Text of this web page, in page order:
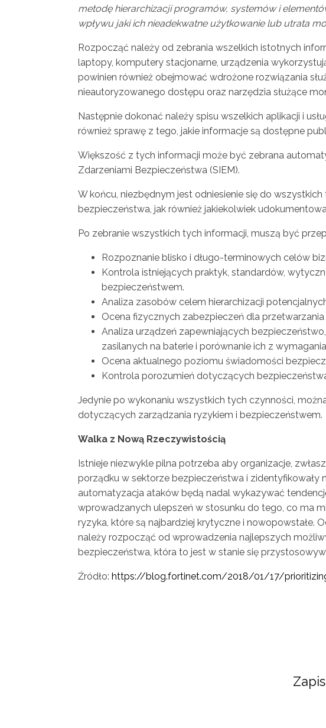
metodę hierarchizacji programów, systemów i
wpływu jaki ich nieadekwatne użytkowanie lub utrata
Rozpocząć należy od zebrania wszelkich istotnych
laptopy, komputery stacjonarne, urządzenia
powinien również obejmować wdrożone rozwiązania
nieautoryzowanego dostępu oraz narzędzia służące
Następnie dokonać należy spisu wszelkich aplikacji i
również sprawę z tego, jakie informacje są dostępne
Większość z tych informacji może być zebrana
Zdarzeniami Bezpieczeństwa (SIEM).
W końcu, niezbędnym jest odniesienie się do
bezpieczeństwa, jak również jakiekolwiek
Po zebranie wszystkich tych informacji, muszą być
Rozpoznanie blisko i długo-terminowych celów
Kontrola istniejących praktyk, standardów,
bezpieczeństwem.
Analiza zasobów celem hierarchizacji
Ocena fizycznych zabezpieczeń dla
Analiza urządzeń zapewniających
zasilanych na baterie i porównanie ich z
Ocena aktualnego poziomu świadomości
Kontrola porozumień dotyczących
Jedynie po wykonaniu wszystkich tych czynności,
dotyczących zarządzania ryzykiem i bezpieczeństwem.
Walka z Nową Rzeczywistością
Istnieje niezwykle pilna potrzeba aby organizacje,
porządku w sektorze bezpieczeństwa i zidentyfikowały
automatyzacja ataków będą nadal wykazywać
wprowadzanych ulepszeń w stosunku do tego, co ma
ryzyka, które są najbardziej krytyczne i nowopowstałe.
należy rozpocząć od wprowadzenia najlepszych
bezpieczeństwa, która to jest w stanie się
Źródło: https://blog.fortinet.com/2018/01/17/